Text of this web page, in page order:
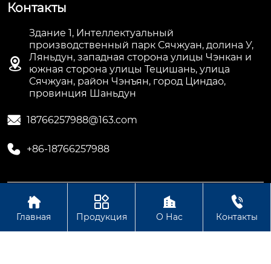
Контакты

Здание 1, Интеллектуальный
производственный парк Сячжуан, долина У,
Ляньдун, западная сторона улицы Чэнкан и
южная сторона улицы Тецишань, улица
Сячжуан, район Чэнъян, город Циндао,
провинция Шаньдун
 18766257988@163.com
 +86-18766257988
Авторское право©ООО Шаньдун Мэнню
Интеллектуальная Технология

Главная

Продукция

О Нас

Контакты